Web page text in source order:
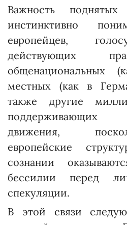
Важность
инстинктивно
европейцев,
действующих
местных (как в
также другие
поддерживающих
движения,
европейские
сознании
бессилии перед
спекуляции.
В этой связи